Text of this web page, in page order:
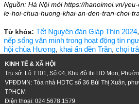
Nguồn: Hà Nội mới https://hanoimoi.vn/
le-hoi-chua-huong-khai-an-den-tran-choi-
Từ khóa: Tết Nguyên đán Giáp Thìn 2024,
nếp sống văn minh trong hoạt động tín
hội chùa Hương, khai ấn đền Trần, chọi
KINH TẾ & XÃ HỘI
Trụ sở: Lô TT01, Số 04, Khu đô thị HD Mon,
VPĐDMN: Tòa nhà HDTC số 36 Bùi Thị Xuân,
TPHCM
Điện thoại: 024.5678.1579